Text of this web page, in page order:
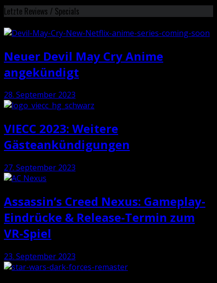
Letzte Reviews / Specials
Neuer Devil May Cry Anime
angekündigt
28. September 2023
VIECC 2023: Weitere
Gästeankündigungen
27. September 2023
Assassin’s Creed Nexus: Gameplay-
Eindrücke & Release-Termin zum
VR-Spiel
23. September 2023